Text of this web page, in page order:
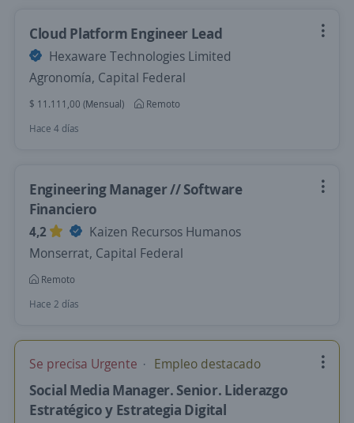
Cloud Platform Engineer Lead
Hexaware Technologies Limited
Agronomía, Capital Federal
$ 11.111,00 (Mensual)
Remoto
Hace 4 días
Engineering Manager // Software
Financiero
4,2
Kaizen Recursos Humanos
Monserrat, Capital Federal
Remoto
Hace 2 días
Se precisa Urgente Empleo destacado
Social Media Manager. Senior. Liderazgo
Estratégico y Estrategia Digital